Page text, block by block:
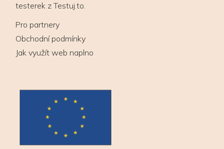
testerek z Testuj.to.
Pro partnery
Obchodní podmínky
Jak využít web naplno